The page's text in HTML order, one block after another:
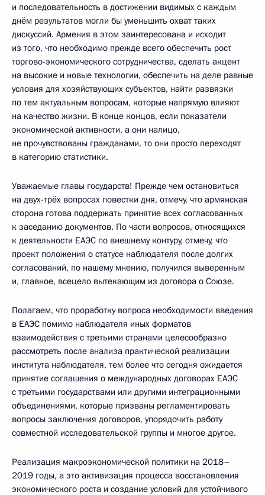
и последовательность в достижении видимых с каждым
днём результатов могли бы уменьшить охват таких
дискуссий. Армения в этом заинтересована и исходит
из того, что необходимо прежде всего обеспечить рост
торгово-экономического сотрудничества, сделать акцент
на высокие и новые технологии, обеспечить на деле равные
условия для хозяйствующих субъектов, найти развязки
по тем актуальным вопросам, которые напрямую влияют
на качество жизни. В конце концов, если показатели
экономической активности, а они налицо,
не прочувствованы гражданами, то они просто переходят
в категорию статистики.
Уважаемые главы государств! Прежде чем остановиться
на двух-трёх вопросах повестки дня, отмечу, что армянская
сторона готова поддержать принятие всех согласованных
к заседанию документов. По части вопросов, относящихся
к деятельности ЕАЭС по внешнему контуру, отмечу, что
проект положения о статусе наблюдателя после долгих
согласований, по нашему мнению, получился выверенным
и, главное, всецело вытекающим из договора о Союзе.
Полагаем, что проработку вопроса необходимости введения
в ЕАЭС помимо наблюдателя иных форматов
взаимодействия с третьими странами целесообразно
рассмотреть после анализа практической реализации
института наблюдателя, тем более что сегодня ожидается
принятие соглашения о международных договорах ЕАЭС
с третьими государствами или другими интеграционными
объединениями, которые призваны регламентировать
вопросы заключения договоров, упорядочить работу
совместной исследовательской группы и многое другое.
Реализация макроэкономической политики на 2018–
2019 годы, а это активизация процесса восстановления
экономического роста и создание условий для устойчивого